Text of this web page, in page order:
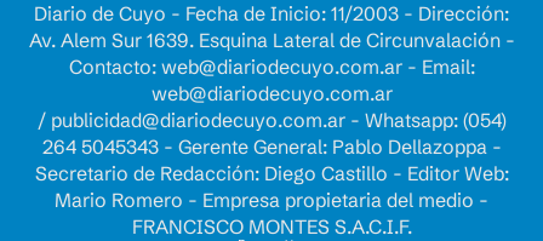
Diario de Cuyo - Fecha de Inicio: 11/2003 - Dirección:
Av. Alem Sur 1639. Esquina Lateral de Circunvalación -
Contacto: web@diariodecuyo.com.ar- Email:
web@diariodecuyo.com.ar
/ publicidad@diariodecuyo.com.ar- Whatsapp: (054)
264 5045343 - Gerente General: Pablo Dellazoppa -
Secretario de Redacción: Diego Castillo - Editor Web:
Mario Romero - Empresa propietaria del medio -
FRANCISCO MONTES S.A.C.I.F.